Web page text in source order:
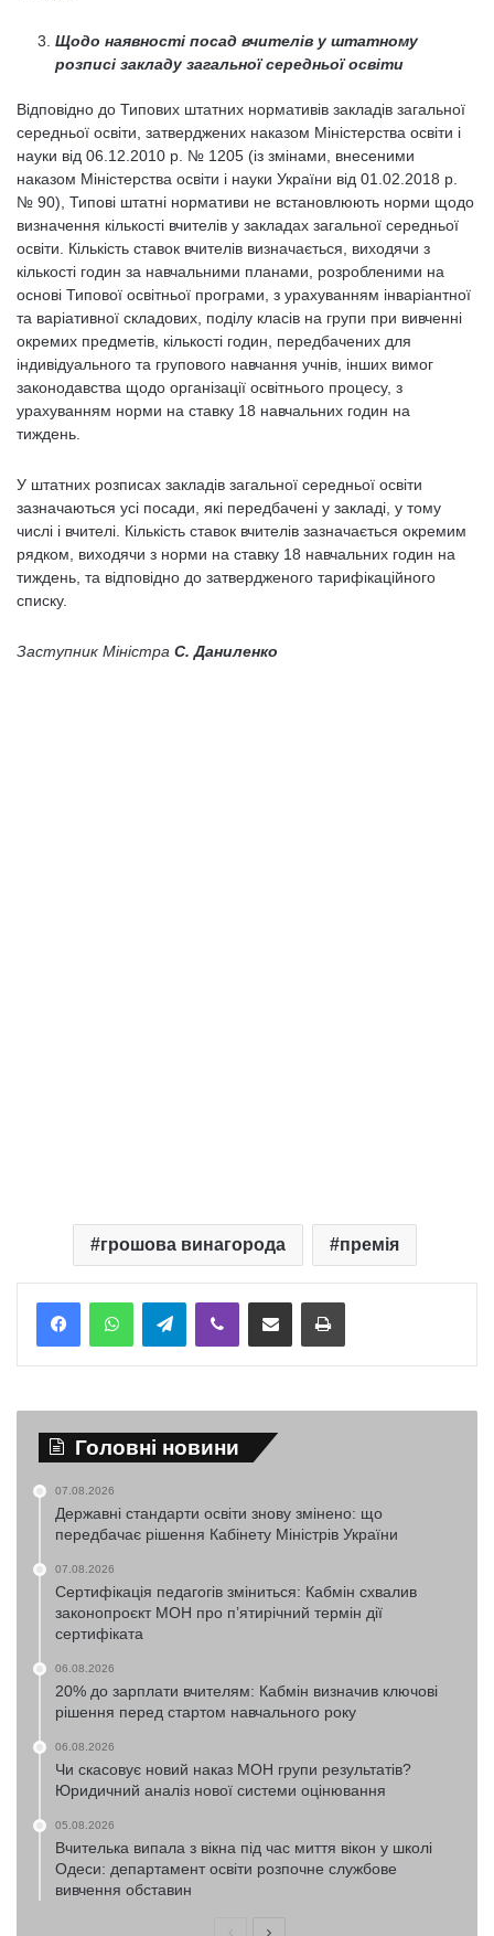
Щодо наявності посад вчителів у штатному
розписі закладу загальної середньої освіти
Відповідно до Типових штатних нормативів закладів загальної
середньої освіти, затверджених наказом Міністерства освіти і
науки від 06.12.2010 р. № 1205 (із змінами, внесеними
наказом Міністерства освіти і науки України від 01.02.2018 р.
№ 90), Типові штатні нормативи не встановлюють норми щодо
визначення кількості вчителів у закладах загальної середньої
освіти. Кількість ставок вчителів визначається, виходячи з
кількості годин за навчальними планами, розробленими на
основі Типової освітньої програми, з урахуванням інваріантної
та варіативної складових, поділу класів на групи при вивченні
окремих предметів, кількості годин, передбачених для
індивідуального та групового навчання учнів, інших вимог
законодавства щодо організації освітнього процесу, з
урахуванням норми на ставку 18 навчальних годин на
тиждень.
У штатних розписах закладів загальної середньої освіти
зазначаються усі посади, які передбачені у закладі, у тому
числі і вчителі. Кількість ставок вчителів зазначається окремим
рядком, виходячи з норми на ставку 18 навчальних годин на
тиждень, та відповідно до затвердженого тарифікаційного
списку.
Заступник Міністра С. Даниленко
грошова винагорода премія
TelegramViber Надіслати електронною поштоюНадрукувати
Головні новини
07.08.2026
Державні стандарти освіти знову змінено: що
передбачає рішення Кабінету Міністрів України
07.08.2026
Сертифікація педагогів зміниться: Кабмін схвалив
законопроєкт МОН про п’ятирічний термін дії
сертифіката
06.08.2026
20% до зарплати вчителям: Кабмін визначив ключові
рішення перед стартом навчального року
06.08.2026
Чи скасовує новий наказ МОН групи результатів?
Юридичний аналіз нової системи оцінювання
05.08.2026
Вчителька випала з вікна під час миття вікон у школі
Одеси: департамент освіти розпочне службове
вивчення обставин
ПопередняНаступна